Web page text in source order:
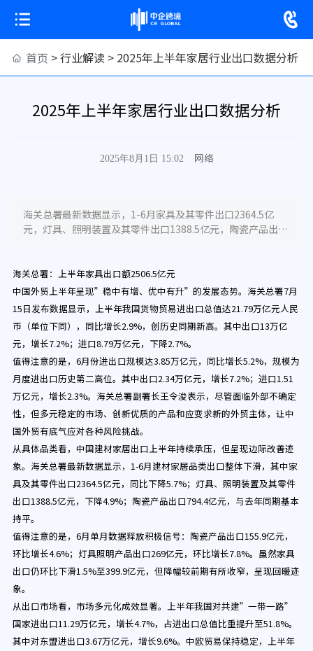
首页 >行业解读 > 2025年上半年家居行业出口数据分析
2025年上半年家居行业出口数据分析
2025年8月1日 15:02 网络
海关总署最新数据显示，1-6月家具及其零件出口2364.5亿
元，灯具、照明装置及其零件出口1388.5亿元，陶瓷产品出口
海关总署：上半年家具出口额2506.5亿元
中国外贸上半年呈现”稳中有增、优中有升”的发展态势。海关总署7月
15日发布数据显示，上半年我国货物贸易进出口总值达21.79万亿元人民
币（单位下同），同比增长2.9%，创历史同期新高。其中出口13万亿
元，增长7.2%；进口8.79万亿元，下降2.7%。
值得注意的是，6月份进出口规模达3.85万亿元，同比增长5.2%，规模为
月度进出口历史第二高位。其中出口2.34万亿元，增长7.2%；进口1.51
万亿元，增长2.3%。海关总署副署长王令浚表示，尽管面临外部不确定
性，但多元稳定的市场、创新优质的产品和应变求新的外贸主体，让中
国外贸有底气应对各种风险挑战。
从具体品类看，中国建材家居出口上半年持续承压，但呈现边际改善迹
象。海关总署最新数据显示，1-6月建材家居品类出口整体下滑，其中家
具及其零件出口2364.5亿元，同比下降5.7%；灯具、照明装置及其零件
出口1388.5亿元，下降4.9%；陶瓷产品出口794.4亿元，与去年同期基本
持平。
值得注意的是，6月单月数据释放积极信号：陶瓷产品出口155.9亿元，
环比增长4.6%；灯具照明产品出口269亿元，环比增长7.8%。虽然家具
出口仍环比下滑1.5%至399.9亿元，但降幅较前期有所收窄，呈现回暖迹
象。
从出口市场看，市场多元化成效显著。上半年我国对共建”一带一路”
国家进出口11.29万亿元，增长4.7%，占进出口总值比重提升至51.8%。
其中对东盟进出口3.67万亿元，增长9.6%。中欧贸易保持稳定，上半年